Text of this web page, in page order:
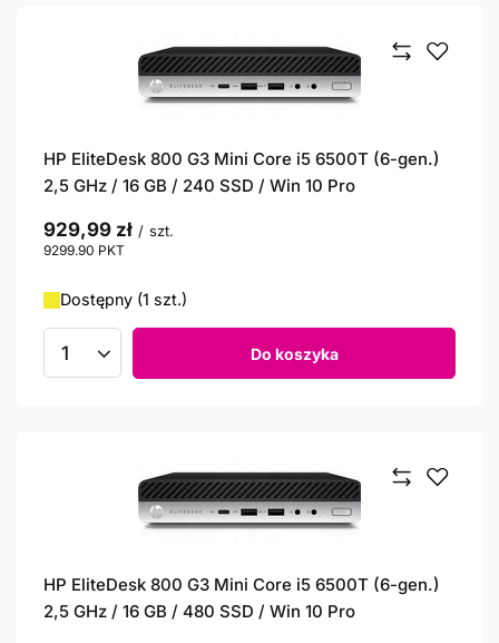
HP EliteDesk 800 G3 Mini Core i5 6500T (6-gen.)
2,5 GHz / 16 GB / 240 SSD / Win 10 Pro
929,99 zł / szt.
9299.90 PKT
Dostępny (1 szt.)
Ilość produktów Do koszyka
HP EliteDesk 800 G3 Mini Core i5 6500T (6-gen.)
2,5 GHz / 16 GB / 480 SSD / Win 10 Pro